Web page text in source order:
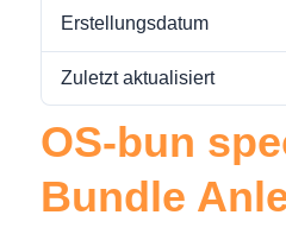
Erstellungsdatum
Zuletzt aktualisiert
OS-bun
Bundle